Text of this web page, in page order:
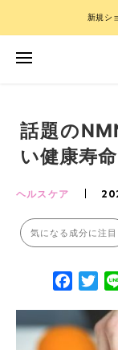
新規シ
話題の
い健康寿
ヘルスケア
気になる成分に注目